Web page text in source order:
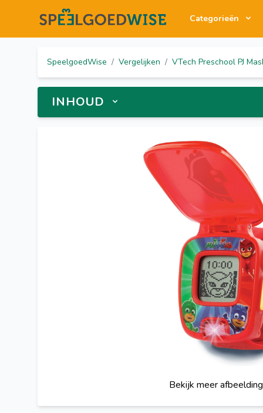
Categorieën
SpeelgoedWise / Vergelijken / VTech Preschool PJ
INHOUD
Bekijk meer